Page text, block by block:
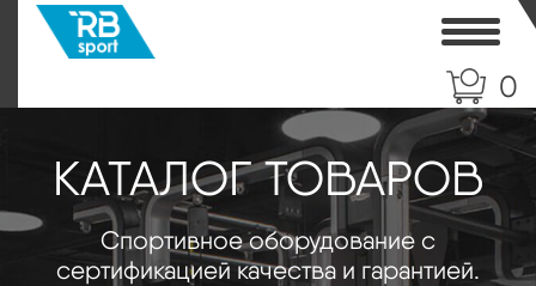
0
КАТАЛОГ ТОВАРОВ
Спортивное оборудование с
сертификацией качества и гарантией.